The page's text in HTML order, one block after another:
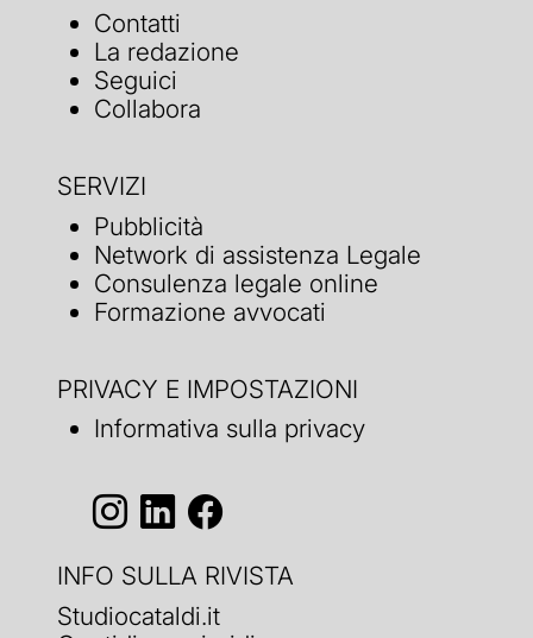
Contatti
La redazione
Seguici
Collabora
SERVIZI
Pubblicità
Network di assistenza Legale
Consulenza legale online
Formazione avvocati
PRIVACY E IMPOSTAZIONI
Informativa sulla privacy
INFO SULLA RIVISTA
Studiocataldi.it